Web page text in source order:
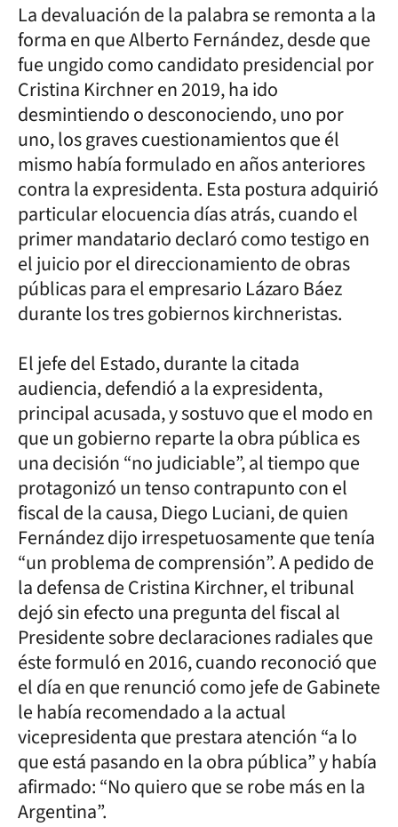
La devaluación de la palabra se remonta a la
forma en que Alberto Fernández, desde que
fue ungido como candidato presidencial por
Cristina Kirchner en 2019, ha ido
desmintiendo o desconociendo, uno por
uno, los graves cuestionamientos que él
mismo había formulado en años anteriores
contra la expresidenta. Esta postura adquirió
particular elocuencia días atrás, cuando el
primer mandatario declaró como testigo en
el juicio por el direccionamiento de obras
públicas para el empresario Lázaro Báez
durante los tres gobiernos kirchneristas.
El jefe del Estado, durante la citada
audiencia, defendió a la expresidenta,
principal acusada, y sostuvo que el modo en
que un gobierno reparte la obra pública es
una decisión “no judiciable”, al tiempo que
protagonizó un tenso contrapunto con el
fiscal de la causa, Diego Luciani, de quien
Fernández dijo irrespetuosamente que tenía
“un problema de comprensión”. A pedido de
la defensa de Cristina Kirchner, el tribunal
dejó sin efecto una pregunta del fiscal al
Presidente sobre declaraciones radiales que
éste formuló en 2016, cuando reconoció que
el día en que renunció como jefe de Gabinete
le había recomendado a la actual
vicepresidenta que prestara atención “a lo
que está pasando en la obra pública” y había
afirmado: “No quiero que se robe más en la
Argentina”.